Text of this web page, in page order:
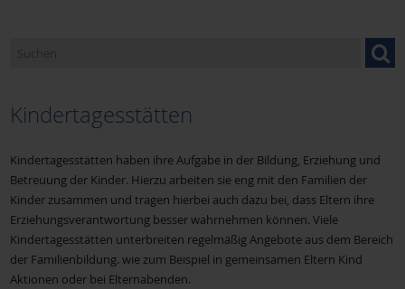
Familienbund der Katholiken (FDK)
Familienseelsorge
Kindertagesstätten
Kindertagesstätten haben ihre Aufgabe in der Bildung, Erziehung und
Betreuung der Kinder. Hierzu arbeiten sie eng mit den Familien der
Kinder zusammen und tragen hierbei auch dazu bei, dass Eltern ihre
Erziehungsverantwortung besser wahrnehmen können. Viele
Kindertagesstätten unterbreiten regelmäßig Angebote aus dem Bereich
der Familienbildung. wie zum Beispiel in gemeinsamen Eltern Kind
Aktionen oder bei Elternabenden.